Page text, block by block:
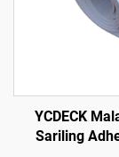
YCDECK
Sariling